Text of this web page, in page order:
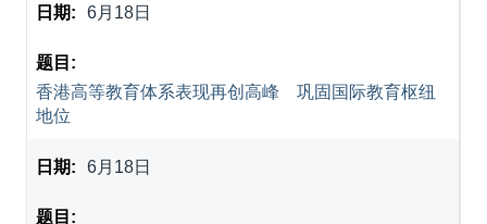
6月18日
香港高等教育体系表现再创高峰 巩固国际教育枢纽
地位
6月18日